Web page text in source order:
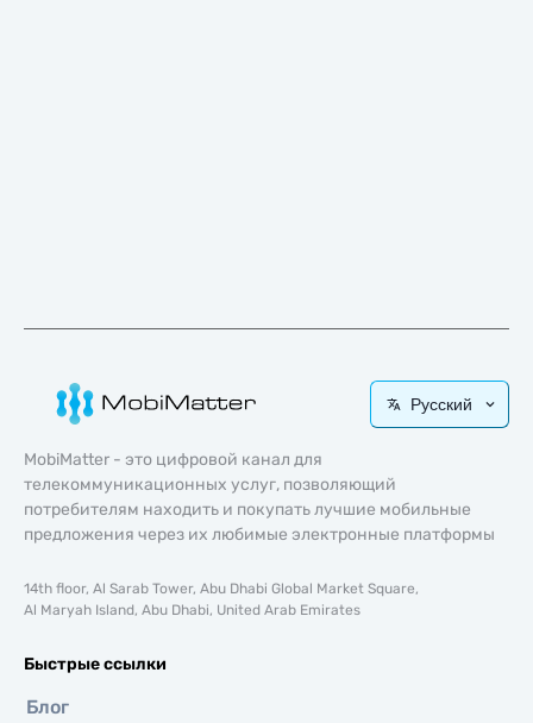
Русский
MobiMatter - это цифровой канал для
телекоммуникационных услуг, позволяющий
потребителям находить и покупать лучшие мобильные
предложения через их любимые электронные платформы
14th floor, Al Sarab Tower, Abu Dhabi Global Market Square,
Al Maryah Island, Abu Dhabi, United Arab Emirates
Быстрые ссылки
Блог